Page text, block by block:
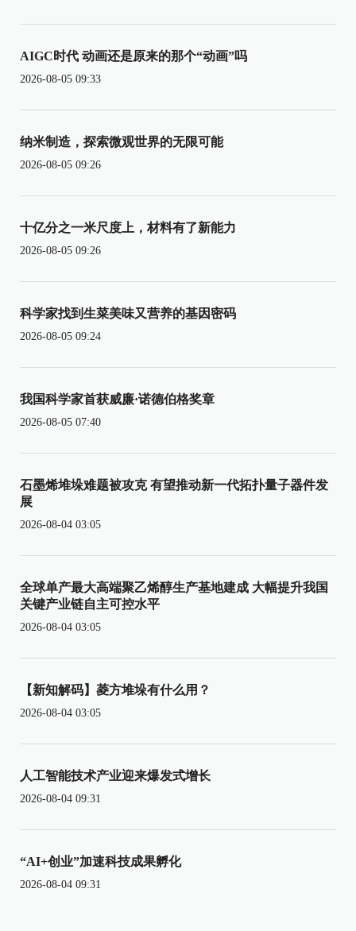
AIGC时代 动画还是原来的那个“动画”吗
2026-08-05 09:33
纳米制造，探索微观世界的无限可能
2026-08-05 09:26
十亿分之一米尺度上，材料有了新能力
2026-08-05 09:26
科学家找到生菜美味又营养的基因密码
2026-08-05 09:24
我国科学家首获威廉·诺德伯格奖章
2026-08-05 07:40
石墨烯堆垛难题被攻克 有望推动新一代拓扑量子器件发
展
2026-08-04 03:05
全球单产最大高端聚乙烯醇生产基地建成 大幅提升我国
关键产业链自主可控水平
2026-08-04 03:05
【新知解码】菱方堆垛有什么用？
2026-08-04 03:05
人工智能技术产业迎来爆发式增长
2026-08-04 09:31
“AI+创业”加速科技成果孵化
2026-08-04 09:31